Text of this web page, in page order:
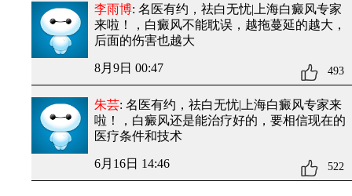
李雨博: 名医有约，祛白无忧|上海白癜风专家
来啦！
，白癜风不能耽误，越拖蔓延的越大，
后面的伤害也越大
8月9日 00:47 493
朱芸: 名医有约，祛白无忧|上海白癜风专家来
啦！
，白癜风还是能治疗好的，要相信现在的
医疗条件和技术
6月16日 14:46 522